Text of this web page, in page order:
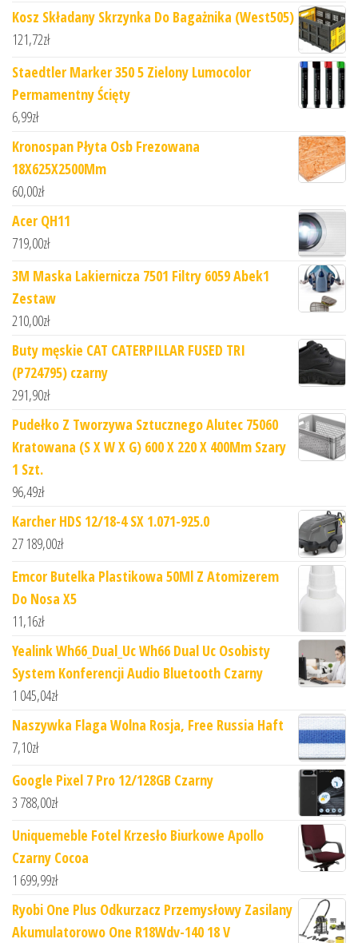
Kosz Składany Skrzynka Do Bagażnika (West505)
121,72zł
Staedtler Marker 350 5 Zielony Lumocolor
Permamentny Ścięty
6,99zł
Kronospan Płyta Osb Frezowana
18X625X2500Mm
60,00zł
Acer QH11
719,00zł
3M Maska Lakiernicza 7501 Filtry 6059 Abek1
Zestaw
210,00zł
Buty męskie CAT CATERPILLAR FUSED TRI
(P724795) czarny
291,90zł
Pudełko Z Tworzywa Sztucznego Alutec 75060
Kratowana (S X W X G) 600 X 220 X 400Mm Szary
1 Szt.
96,49zł
Karcher HDS 12/18-4 SX 1.071-925.0
27 189,00zł
Emcor Butelka Plastikowa 50Ml Z Atomizerem
Do Nosa X5
11,16zł
Yealink Wh66_Dual_Uc Wh66 Dual Uc Osobisty
System Konferencji Audio Bluetooth Czarny
1 045,04zł
Naszywka Flaga Wolna Rosja, Free Russia Haft
7,10zł
Google Pixel 7 Pro 12/128GB Czarny
3 788,00zł
Uniquemeble Fotel Krzesło Biurkowe Apollo
Czarny Cocoa
1 699,99zł
Ryobi One Plus Odkurzacz Przemysłowy Zasilany
Akumulatorowo One R18Wdv-140 18 V